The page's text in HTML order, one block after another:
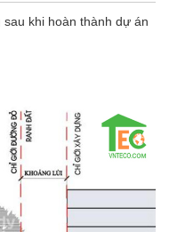
khi hoàn thành dự án